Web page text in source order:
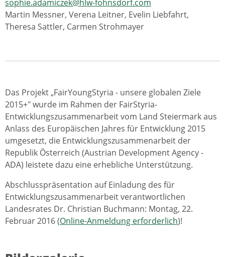
sophie.adamiczek@hlw-fohnsdorf.com
Martin Messner, Verena Leitner, Evelin Liebfahrt,
Theresa Sattler, Carmen Strohmayer
Das Projekt „FairYoungStyria - unsere globalen Ziele
2015+" wurde im Rahmen der FairStyria-
Entwicklungszusammenarbeit vom Land Steiermark aus
Anlass des Europäischen Jahres für Entwicklung 2015
umgesetzt, die Entwicklungszusammenarbeit der
Republik Österreich (Austrian Development Agency -
ADA) leistete dazu eine erhebliche Unterstützung.
Abschlusspräsentation auf Einladung des für
Entwicklungszusammenarbeit verantwortlichen
Landesrates Dr. Christian Buchmann: Montag, 22.
Februar 2016 (Online-Anmeldung erforderlich)!